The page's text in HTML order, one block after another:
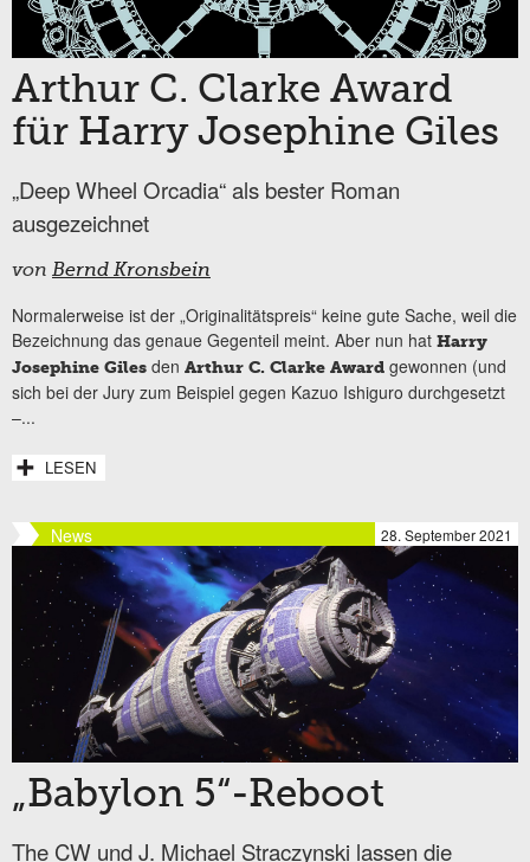
Arthur C. Clarke Award
für Harry Josephine Giles
„Deep Wheel Orcadia“ als bester Roman
ausgezeichnet
von Bernd Kronsbein
Normalerweise ist der „Originalitätspreis“ keine gute Sache, weil die
Bezeichnung das genaue Gegenteil meint. Aber nun hat Harry
Josephine Giles den Arthur C. Clarke Award gewonnen (und
sich bei der Jury zum Beispiel gegen Kazuo Ishiguro durchgesetzt
–...
LESEN
News 28. September 2021
„Babylon 5“-Reboot
The CW und J. Michael Straczynski lassen die